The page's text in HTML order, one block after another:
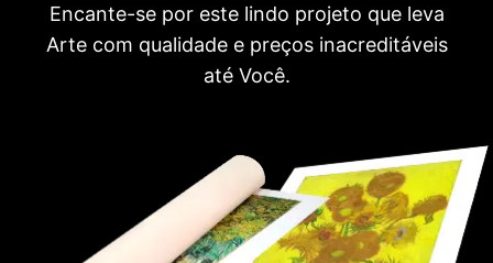
Encante-se por este lindo projeto que leva
Arte com qualidade e preços inacreditáveis
até Você.